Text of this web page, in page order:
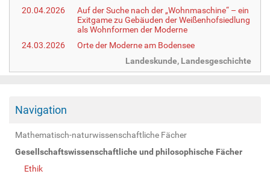
20.04.2026
Auf der Suche nach der „Wohnmaschine“ – ein
Exitgame zu Gebäuden der Weißenhofsiedlung
als Wohnformen der Moderne
24.03.2026
Orte der Moderne am Bodensee
Landeskunde, Landesgeschichte
Navigation
Mathematisch-naturwissenschaftliche Fächer
Gesellschaftswissenschaftliche und philosophische Fächer
Ethik